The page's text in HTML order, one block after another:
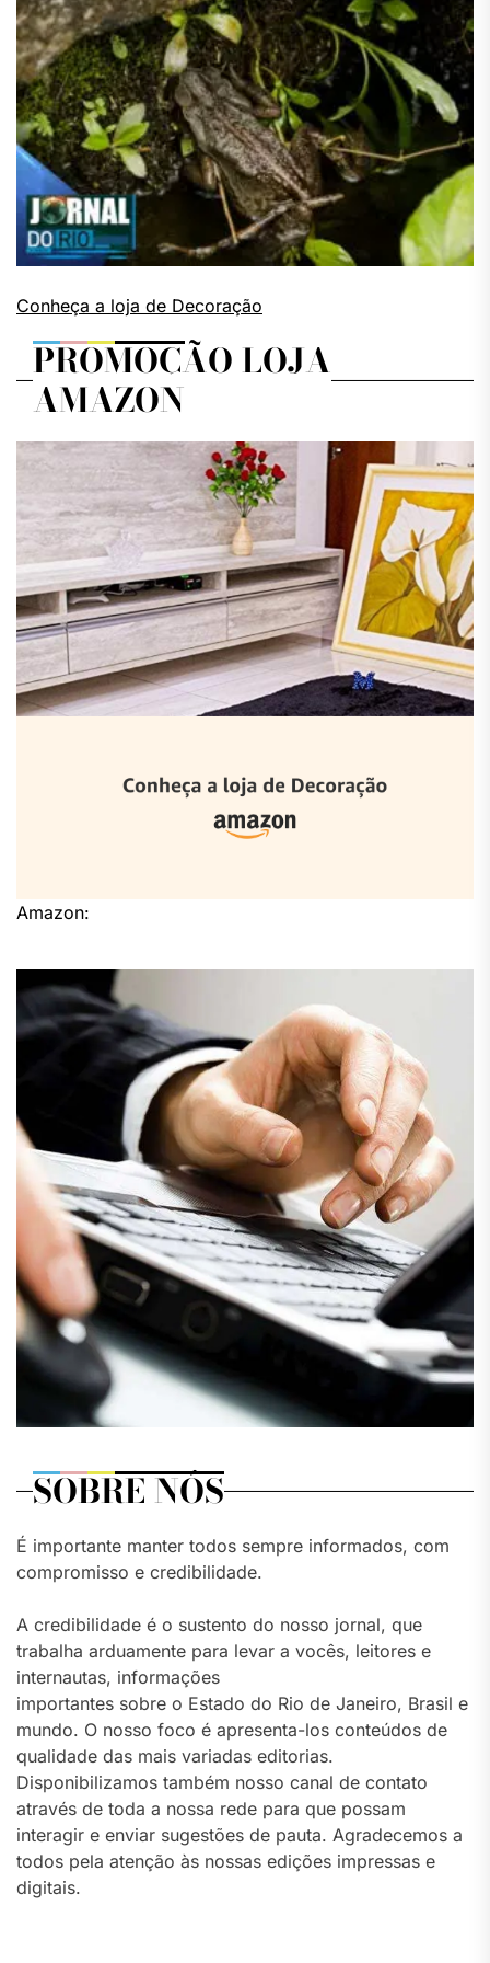
Conheça a loja de Decoração
PROMOÇÃO LOJA
AMAZON
Amazon:
SOBRE NÓS
É importante manter todos sempre informados, com
compromisso e credibilidade.
A credibilidade é o sustento do nosso jornal, que
trabalha arduamente para levar a vocês, leitores e
internautas, informações
importantes sobre o Estado do Rio de Janeiro, Brasil e
mundo. O nosso foco é apresenta-los conteúdos de
qualidade das mais variadas editorias.
Disponibilizamos também nosso canal de contato
através de toda a nossa rede para que possam
interagir e enviar sugestões de pauta. Agradecemos a
todos pela atenção às nossas edições impressas e
digitais.